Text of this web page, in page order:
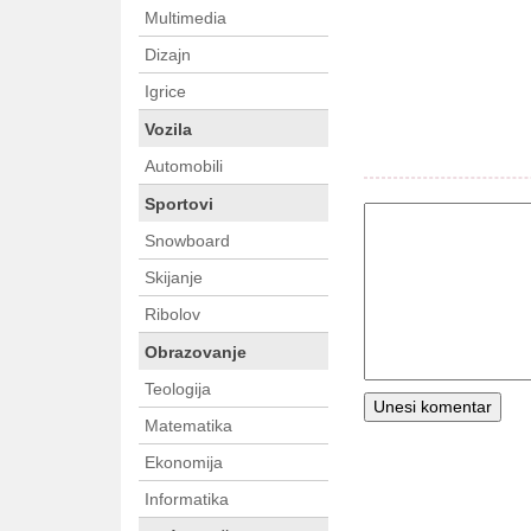
Multimedia
Dizajn
Igrice
Vozila
Automobili
Sportovi
Snowboard
Skijanje
Ribolov
Obrazovanje
Teologija
Matematika
Ekonomija
Informatika